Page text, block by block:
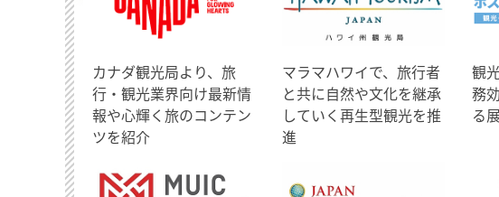
​カナダ観光局より、旅
行・観光業界向け最新情
報や心輝く旅のコンテン
ツを紹介
マラマハワイで、旅行者
と共に自然や文化を継承
していく再生型観光を推
進
観
務
る